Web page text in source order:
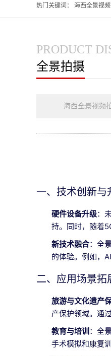
热门关键词： 海西全景视
PRODUCT
全景拍摄
海西全景视频
一、技术创新与
硬件设备升级：
持。同时，随着
新技术融合：全
的体验。例如，
二、应用场景拓
旅游与文化遗产
产保护领域。通
教育与培训 ：全
手术模拟和康复